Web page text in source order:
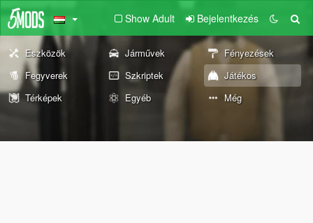
Show Adult Bejelentkezés
Eszközök Járművek
Fényezések
Fegyverek
Szkriptek
Játékos
Térképek
Egyéb Még